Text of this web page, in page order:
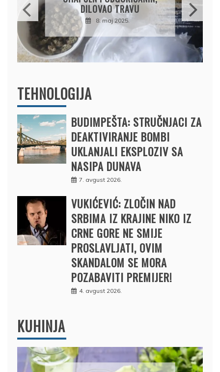
PRODAO TUĐI BMW,
DRŽAVU NAPUSTIO
BRODOM
12. februar 2025.
TEHNOLOGIJA
BUDIMPEŠTA: STRUČNJACI ZA
DEAKTIVIRANJE BOMBI
UKLANJALI EKSPLOZIV SA
NASIPA DUNAVA
7. avgust 2026.
VUKIĆEVIĆ: ZLOČIN NAD
SRBIMA IZ KRAJINE NIKO IZ
CRNE GORE NE SMIJE
PROSLAVLJATI, OVIM
SKANDALOM SE MORA
POZABAVITI PREMIJER!
4. avgust 2026.
KUHINJA